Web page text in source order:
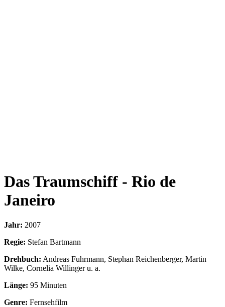
Das Traumschiff - Rio de
Janeiro
Jahr: 2007
Regie: Stefan Bartmann
Drehbuch: Andreas Fuhrmann, Stephan Reichenberger, Martin
Wilke, Cornelia Willinger u. a.
Länge: 95 Minuten
Genre: Fernsehfilm